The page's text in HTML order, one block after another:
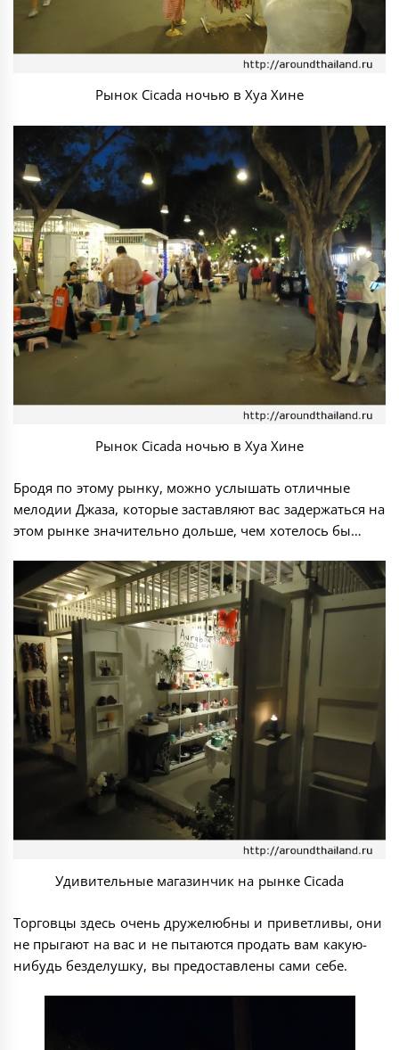
Рынок Cicada ночью в Хуа Хине
Рынок Cicada ночью в Хуа Хине
Бродя по этому рынку, можно услышать отличные
мелодии Джаза, которые заставляют вас задержаться на
этом рынке значительно дольше, чем хотелось бы…
Удивительные магазинчик на рынке Cicada
Торговцы здесь очень дружелюбны и приветливы, они
не прыгают на вас и не пытаются продать вам какую-
нибудь безделушку, вы предоставлены сами себе.